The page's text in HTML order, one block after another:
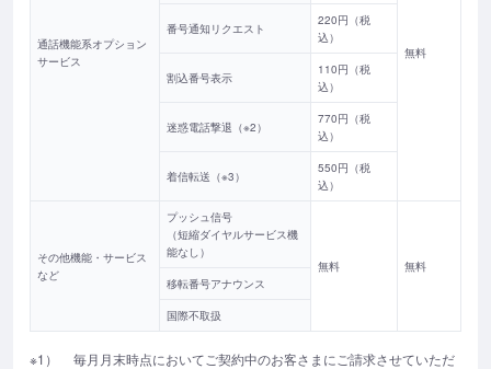
通話機能系オプション
サービス
無料
番号通知リクエスト
220円（税
込）
割込番号表示
110円（税
込）
迷惑電話撃退（※2）
770円（税
込）
着信転送（※3）
550円（税
込）
その他機能・サービス
など
プッシュ信号
（短縮ダイヤルサービス機
能なし）
無料
無料
移転番号アナウンス
国際不取扱
※1）
毎月月末時点においてご契約中のお客さまにご請求させていただ